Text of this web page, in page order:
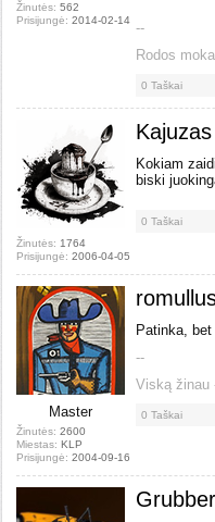
Žinutės: 562
Prisijungė: 2014-02-14 --
Rodos
0 Taškai
Žinutės: 1764
Prisijungė: 2006-04-05
Kajuzas
Kokiam
biski
0 Taškai
Master
Žinutės: 2600
Miestas: KLP
Prisijungė: 2004-09-16
Patinka,
--
Viską žinau
0 Taškai
Grubber